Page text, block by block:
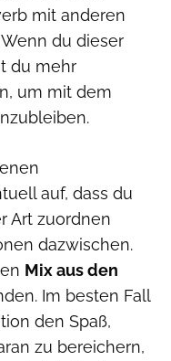
mit anderen
du dieser
du mehr
um mit dem
auf, dass du
Art zuordnen
dazwischen.
Mix aus den
Im besten Fall
den Spaß,
zu bereichern,